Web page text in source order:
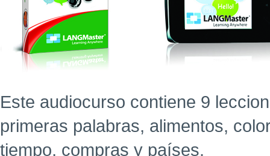
Este audiocurso contiene 9
primeras palabras, alimentos,
tiempo, compras y países.